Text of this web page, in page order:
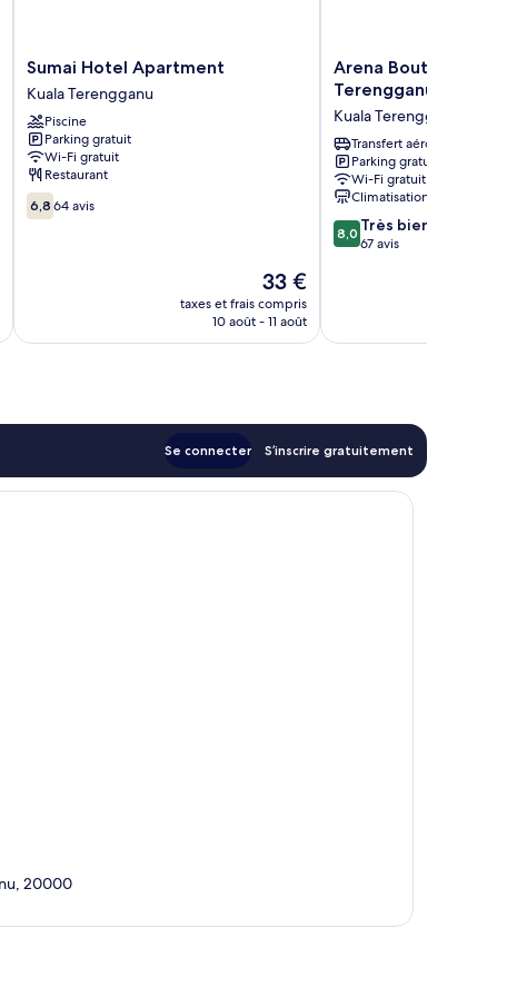
Sumai
Hotel
Apartment
Kuala
Terengganu
Sumai Hotel Apartment
Kuala Terengganu
Piscine
Parking gratuit
Wi-Fi gratuit
Restaurant
6.8
sur
6,8 64 avis
Le
nouveau
prix
33 €
taxes et frais compris
10 août - 11 août
Arena
Boutique
Kuala
Terengganu
Kuala
Terengganu
Arena Boutique
Terengganu
Kuala Terengganu
Transfert aéroport
Parking gratuit
Wi-Fi gratuit
Climatisation
8.0
sur
8,0 Très bien
67 avis
Se connecter S’inscrire gratuitement
20000